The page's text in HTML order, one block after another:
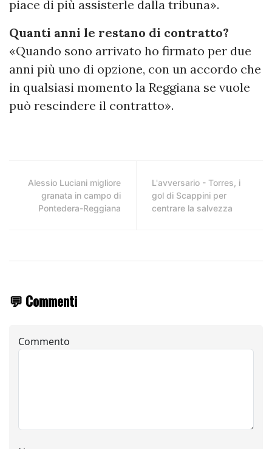
piace di più assisterle dalla tribuna».
Quanti anni le restano di contratto?
«Quando sono arrivato ho firmato per due
anni più uno di opzione, con un accordo che
in qualsiasi momento la Reggiana se vuole
può rescindere il contratto».
Alessio Luciani migliore
granata in campo di
Pontedera-Reggiana
L'avversario - Torres, i
gol di Scappini per
centrare la salvezza
💬 Commenti